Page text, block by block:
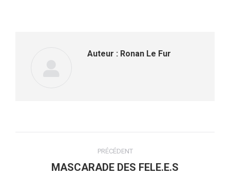
Auteur : Ronan Le Fur
article
PRÉCÉDENT
Article
MASCARADE DES FELE.E.S